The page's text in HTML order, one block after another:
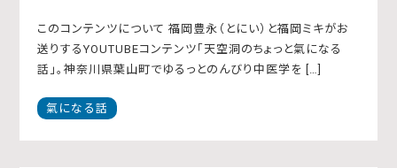
このコンテンツについて 福岡豊永（とにい）と福岡ミキがお
送りするYOUTUBEコンテンツ「天空洞のちょっと氣になる
話」。神奈川県葉山町でゆるっとのんびり中医学を […]
氣になる話